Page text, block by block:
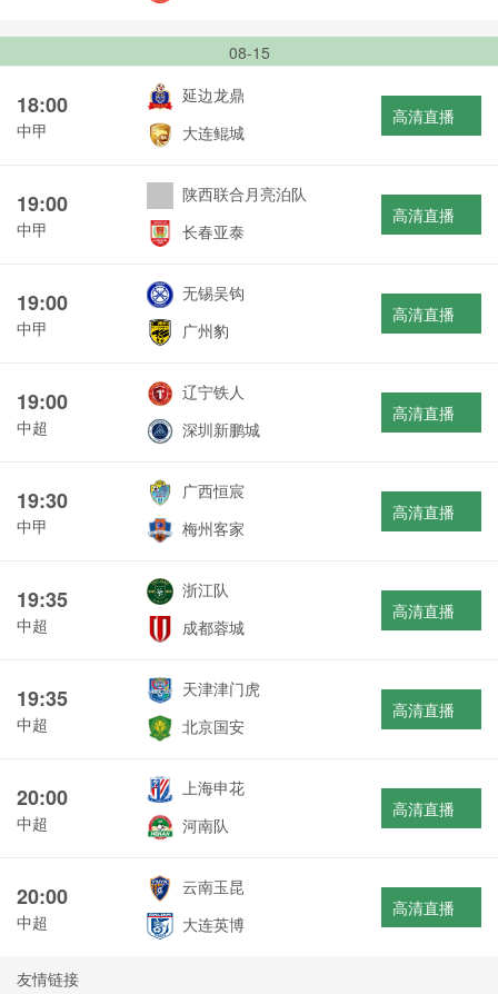
08-15
18:00
中甲
延边龙鼎
大连鲲城
高清直播
19:00
中甲
陕西联合月亮泊队
长春亚泰
高清直播
19:00
中甲
无锡吴钩
广州豹
高清直播
19:00
中超
辽宁铁人
深圳新鹏城
高清直播
19:30
中甲
广西恒宸
梅州客家
高清直播
19:35
中超
浙江队
成都蓉城
高清直播
19:35
中超
天津津门虎
北京国安
高清直播
20:00
中超
上海申花
河南队
高清直播
20:00
中超
云南玉昆
大连英博
高清直播
友情链接